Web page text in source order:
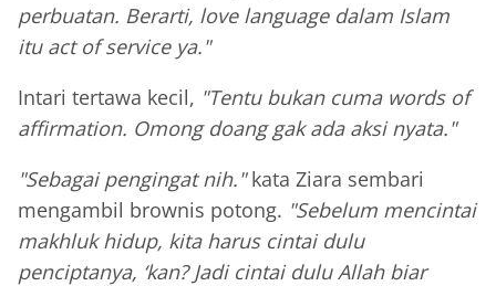
perbuatan. Berarti, love language dalam Islam
itu act of service ya."
Intari tertawa kecil, "Tentu bukan cuma words of
affirmation. Omong doang gak ada aksi nyata."
"Sebagai pengingat nih."kata Ziara sembari
mengambil brownis potong. "Sebelum mencintai
makhluk hidup, kita harus cintai dulu
penciptanya, ‘kan? Jadi cintai dulu Allah biar